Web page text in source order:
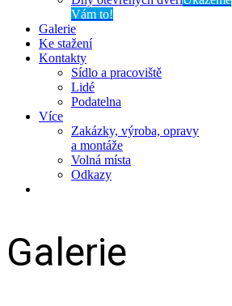
Vám to!
Galerie
Ke stažení
Kontakty
Sídlo a pracoviště
Lidé
Podatelna
Více
Zakázky, výroba, opravy
a montáže
Volná místa
Odkazy
Galerie